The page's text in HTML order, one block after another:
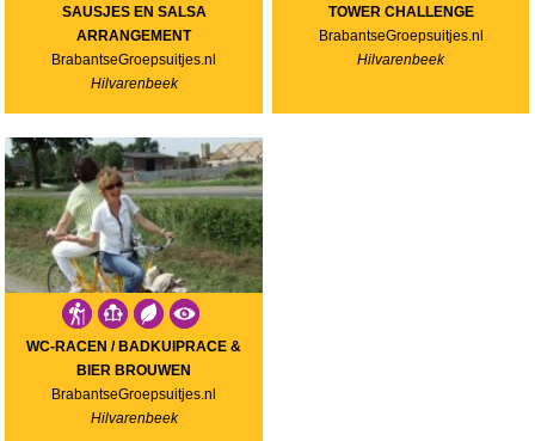
SAUSJES EN SALSA
ARRANGEMENT
BrabantseGroepsuitjes.nl
Hilvarenbeek
TOWER CHALLENGE
BrabantseGroepsuitjes.nl
Hilvarenbeek
WC-RACEN / BADKUIPRACE &
BIER BROUWEN
BrabantseGroepsuitjes.nl
Hilvarenbeek